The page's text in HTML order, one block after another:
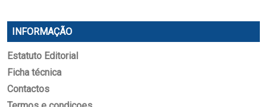
INFORMAÇÃO
Estatuto Editorial
Ficha técnica
Contactos